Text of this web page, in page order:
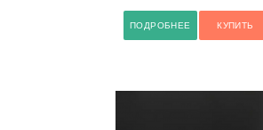
ПОДРОБНЕЕ КУПИТЬ